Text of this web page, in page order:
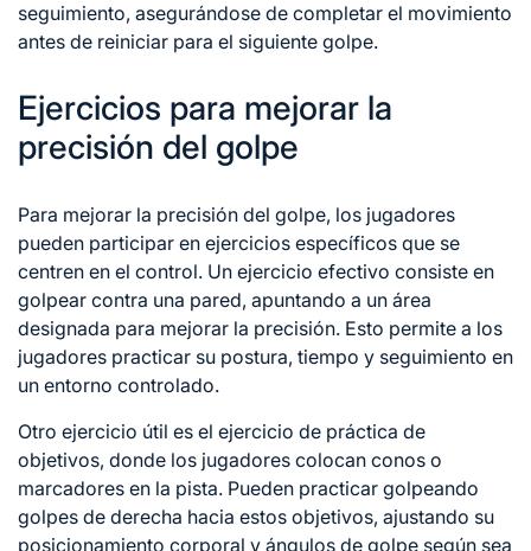
seguimiento, asegurándose de completar el movimiento
antes de reiniciar para el siguiente golpe.
Ejercicios para mejorar la
precisión del golpe
Para mejorar la precisión del golpe, los jugadores
pueden participar en ejercicios específicos que se
centren en el control. Un ejercicio efectivo consiste en
golpear contra una pared, apuntando a un área
designada para mejorar la precisión. Esto permite a los
jugadores practicar su postura, tiempo y seguimiento en
un entorno controlado.
Otro ejercicio útil es el ejercicio de práctica de
objetivos, donde los jugadores colocan conos o
marcadores en la pista. Pueden practicar golpeando
golpes de derecha hacia estos objetivos, ajustando su
posicionamiento corporal y ángulos de golpe según sea